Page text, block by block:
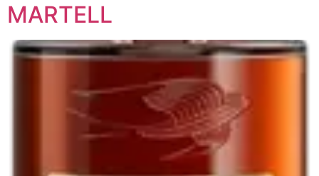
MARTELL